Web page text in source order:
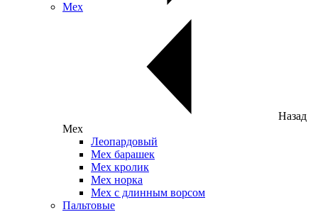
Мех
Назад
Мех
Леопардовый
Мех барашек
Мех кролик
Мех норка
Мех с длинным ворсом
Пальтовые